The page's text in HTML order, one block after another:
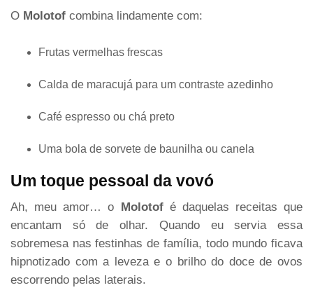
O Molotof combina lindamente com:
Frutas vermelhas frescas
Calda de maracujá para um contraste azedinho
Café espresso ou chá preto
Uma bola de sorvete de baunilha ou canela
Um toque pessoal da vovó
Ah, meu amor… o Molotofé daquelas receitas que
encantam só de olhar. Quando eu servia essa
sobremesa nas festinhas de família, todo mundo ficava
hipnotizado com a leveza e o brilho do doce de ovos
escorrendo pelas laterais.